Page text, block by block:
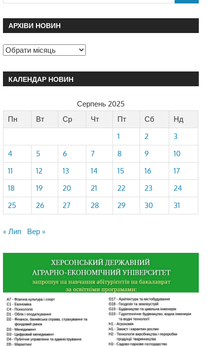
АРХІВИ НОВИН
КАЛЕНДАР НОВИН
Серпень 2025
Пн
Вт Ср Чт Пт Сб
Нд
1
2
3
4
5 6 7 8 9
10
11
12 13 14 15 16
17
18
19 20 21 22 23
24
25
26 27 28 29 30 31
« Лип Вер »